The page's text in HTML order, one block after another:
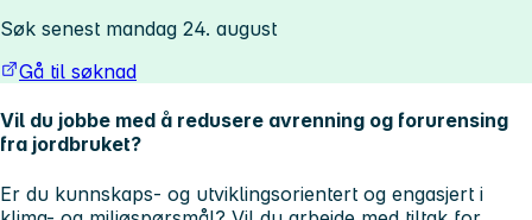
Søk senest mandag 24. august
Gå til søknad
Vil du jobbe med å redusere avrenning og forurensing
fra jordbruket?
Er du kunnskaps- og utviklingsorientert og engasjert i